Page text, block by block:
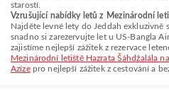
starostí.
Vzrušující nabídky letů z Mezinárodní
Najděte levné lety do Jeddah exkluzivně
snadno si zarezervujte let u US-Bangla
zajistíme nejlepší zážitek z rezervace
Mezinárodní letiště Hazrata Šáhdžalála
Azízepro nejlepší zážitek z cestování a